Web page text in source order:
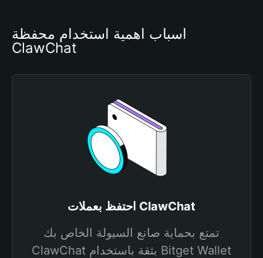
أسباب أهمية استخدام محفظة
ClawChat
احتفظ بعملات ClawChat
تمتع بحماية صانع السيولة الخاص بك
ClawChat بثقة باستخدام Bitget Wallet